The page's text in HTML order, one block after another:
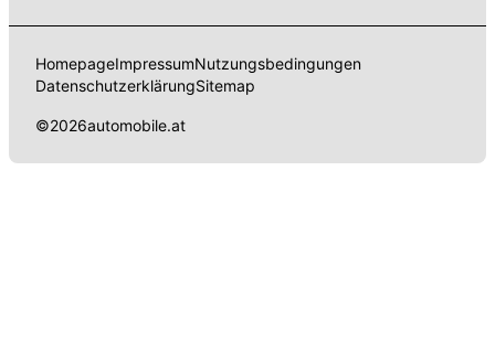
HomepageImpressumNutzungsbedingungen
DatenschutzerklärungSitemap
©2026automobile.at